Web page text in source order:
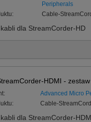
Peripherals
Cable-
dla StreamCorder-HD
HDMI - zestaw
Advanced Micro
Cable-
dla StreamCorder-